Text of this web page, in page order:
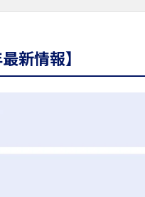
新情報】